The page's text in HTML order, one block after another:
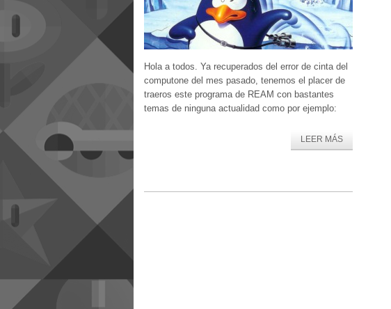
Hola a todos. Ya recuperados del error de cinta del
computone del mes pasado, tenemos el placer de
traeros este programa de REAM con bastantes
temas de ninguna actualidad como por ejemplo:
LEER MÁS